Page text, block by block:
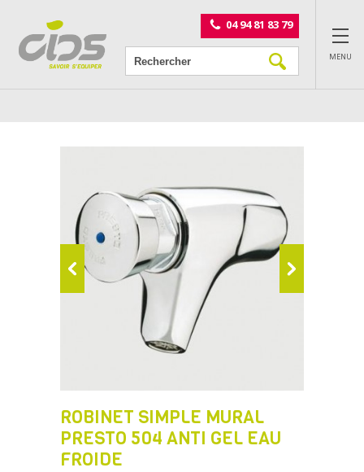
04 94 81 83 79
MENU
ROBINET SIMPLE MURAL
PRESTO 504 ANTI GEL EAU
FROIDE